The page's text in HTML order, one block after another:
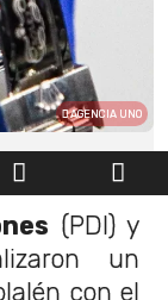
AGENCIA UNO
(PDI) y
un
con el